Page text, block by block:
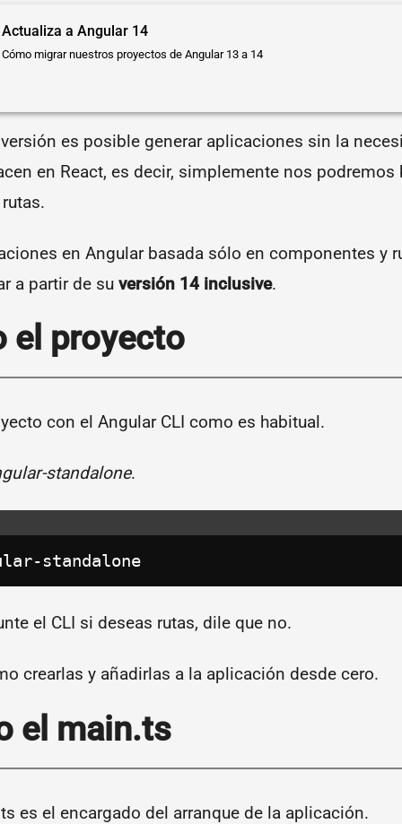
Actualiza a Angular 14
Cómo migrar nuestros proyectos de Angular 13 a 14
es posible generar aplicaciones sin la
en React, es decir, simplemente nos podremos
en Angular basada sólo en componentes y
a partir de su versión 14 inclusive.
el proyecto
con el Angular CLI como es habitual.
standalone.
standalone
el CLI si deseas rutas, dile que no.
crearlas y añadirlas a la aplicación desde cero.
el main.ts
es el encargado del arranque de la aplicación.